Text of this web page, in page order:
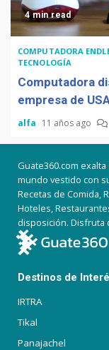
4 min read
COMPUTADORA
TECNOLOGÍA
Computadora
empresa de
alfa 11 años ago
Guate360.com
mundo vestido con
Recetas de Comida,
Hoteles,
disposición. Disfruta
Destinos de
IRTRA
Tikal
Panajachel